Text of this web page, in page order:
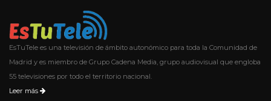
EsTuTele es una televisión de ámbito autonómico para toda la Comunidad de
Madrid y es miembro de Grupo Cadena Media, grupo audiovisual que engloba
55 televisiones por todo el territorio nacional.
Leer más